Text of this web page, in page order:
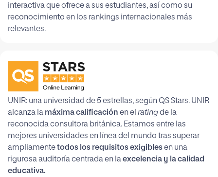
interactiva que ofrece a sus estudiantes, así como su
reconocimiento en los rankings internacionales más
relevantes.
UNIR: una universidad de 5 estrellas, según QS Stars. UNIR
alcanza la máxima calificación en el ratingde la
reconocida consultora británica. Estamos entre las
mejores universidades en línea del mundo tras superar
ampliamentetodos los requisitos exigiblesen una
rigurosa auditoría centrada en laexcelencia y la calidad
educativa.